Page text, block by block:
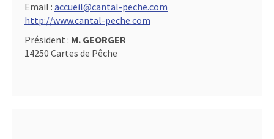
Email : accueil@cantal-peche.com
http://www.cantal-peche.com
Président : M. GEORGER
14250 Cartes de Pêche